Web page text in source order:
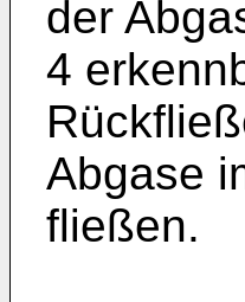
der
4
Abgase
fließen.